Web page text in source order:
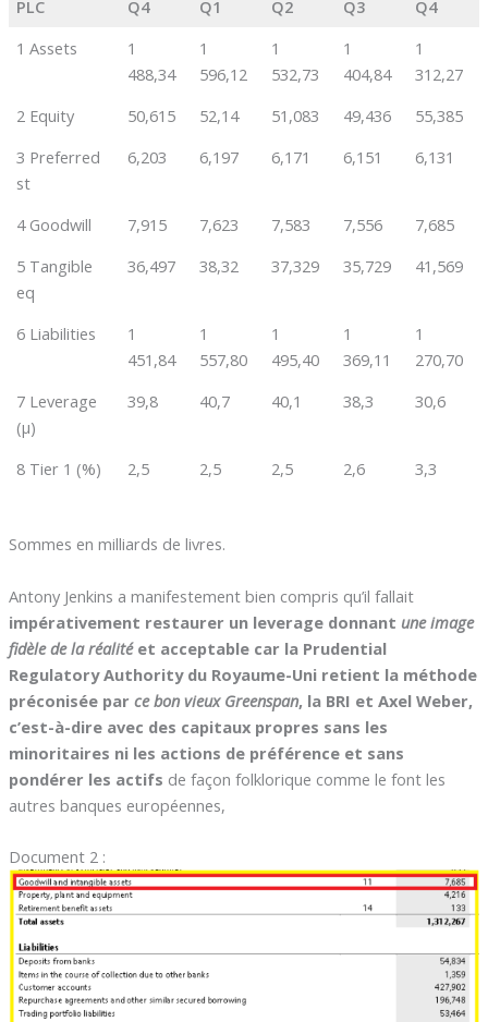
PLC
Q4
Q1
Q2
Q3
Q4
1 Assets
1
488,34
1
596,12
1
532,73
1
404,84
1
312,27
2 Equity
50,615 52,14 51,083 49,436
55,385
3 Preferred
st
6,203 6,197 6,171 6,151 6,131
4 Goodwill 7,915 7,623 7,583 7,556
7,685
5 Tangible
eq
36,497 38,32 37,329 35,729 41,569
6 Liabilities
1
451,84
1
557,80
1
495,40
1
369,11
1
270,70
7 Leverage
(µ)
39,8 40,7 40,1 38,3 30,6
8 Tier 1 (%) 2,5 2,5 2,5 2,6 3,3
Sommes en milliards de livres.
Antony Jenkins a manifestement bien compris qu’il fallait
impérativement restaurer un leverage donnant une image
fidèle de la réalité et acceptable car la Prudential
Regulatory Authority du Royaume-Uni retient la méthode
préconisée par ce bon vieux Greenspan, la BRI et Axel Weber,
c’est-à-dire avec des capitaux propres sans les
minoritaires ni les actions de préférence et sans
pondérer les actifs de façon folklorique comme le font les
autres banques européennes,
Document 2 :